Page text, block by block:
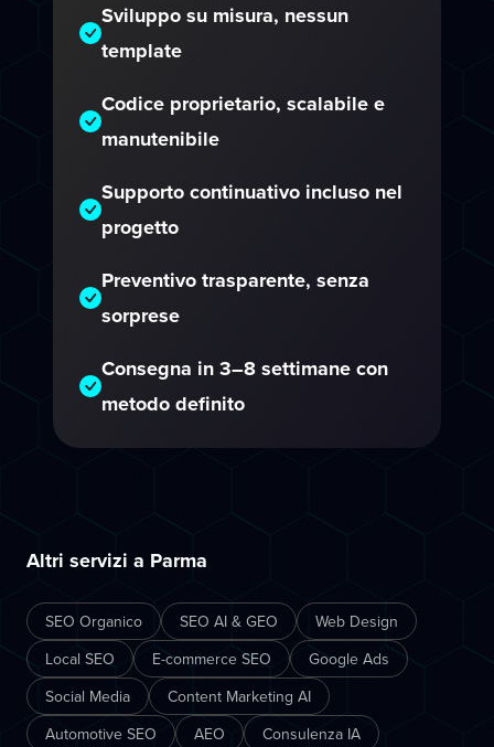
Sviluppo su misura, nessun
template
Codice proprietario, scalabile e
manutenibile
Supporto continuativo incluso nel
progetto
Preventivo trasparente, senza
sorprese
Consegna in 3–8 settimane con
metodo definito
Altri servizi a Parma
SEO Organico SEO AI & GEO
Web Design
Local SEO
E-commerce SEO
Google Ads
Social Media
Content Marketing AI
Automotive SEO
AEO Consulenza IA